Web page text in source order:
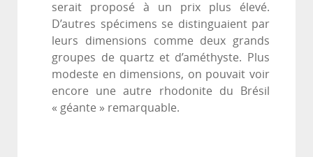
serait proposé à un prix plus élevé.
D’autres spécimens se distinguaient par
leurs dimensions comme deux grands
groupes de quartz et d’améthyste. Plus
modeste en dimensions, on pouvait voir
encore une autre rhodonite du Brésil
« géante » remarquable.